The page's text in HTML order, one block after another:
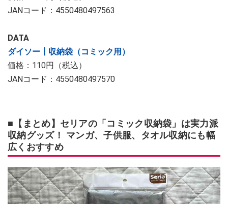
JANコード：4550480497563
DATA
ダイソー┃収納袋（コミック用）
価格：110円（税込）
JANコード：4550480497570
■【まとめ】セリアの「コミック収納袋」は実力派
収納グッズ！ マンガ、子供服、タオル収納にも幅
広くおすすめ